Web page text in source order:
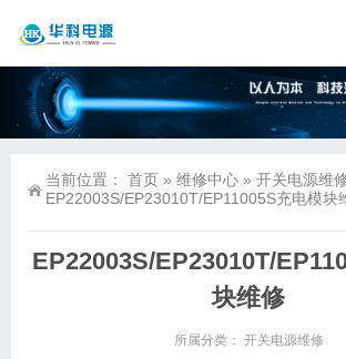
当前位置： 首页 » 维修中心 » 开关电源维
EP22003S/EP23010T/EP11005S充电模块
EP22003S/EP23010T/
块维修
所属分类： 开关电源维修